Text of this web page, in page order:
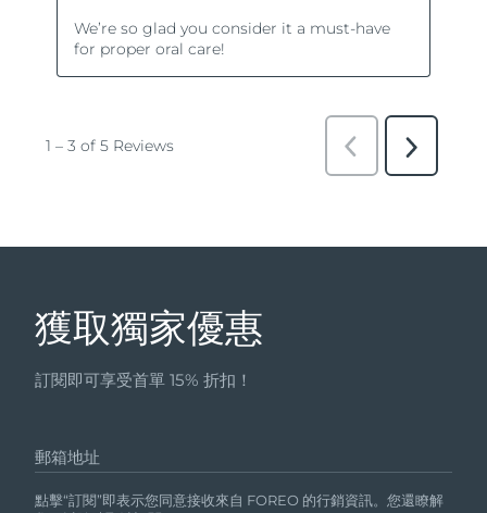
獲取獨家優惠
訂閱即可享受首單 15% 折扣！
郵箱地址
點擊“訂閱”即表示您同意接收來自 FOREO 的行銷資訊。您還瞭解